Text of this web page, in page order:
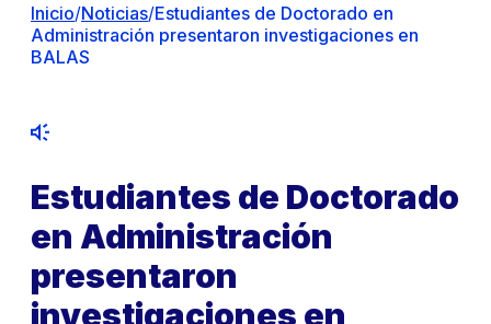
Inicio/Noticias/Estudiantes de Doctorado en
Administración presentaron investigaciones en
BALAS
Estudiantes de Doctorado
en Administración
presentaron
investigaciones en